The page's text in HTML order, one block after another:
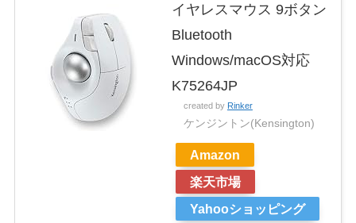
イヤレスマウス 9ボタン
Bluetooth
Windows/macOS対応
K75264JP
created by Rinker
ケンジントン(Kensington)
Amazon
楽天市場
Yahooショッピング